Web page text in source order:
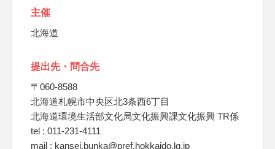
主催
北海道
提出先・問合先
〒060-8588
北海道札幌市中央区北3条西6丁目
北海道環境生活部文化局文化振興課文化振興 TR係
tel : 011-231-4111
mail : kansei.bunka@pref.hokkaido.lg.jp